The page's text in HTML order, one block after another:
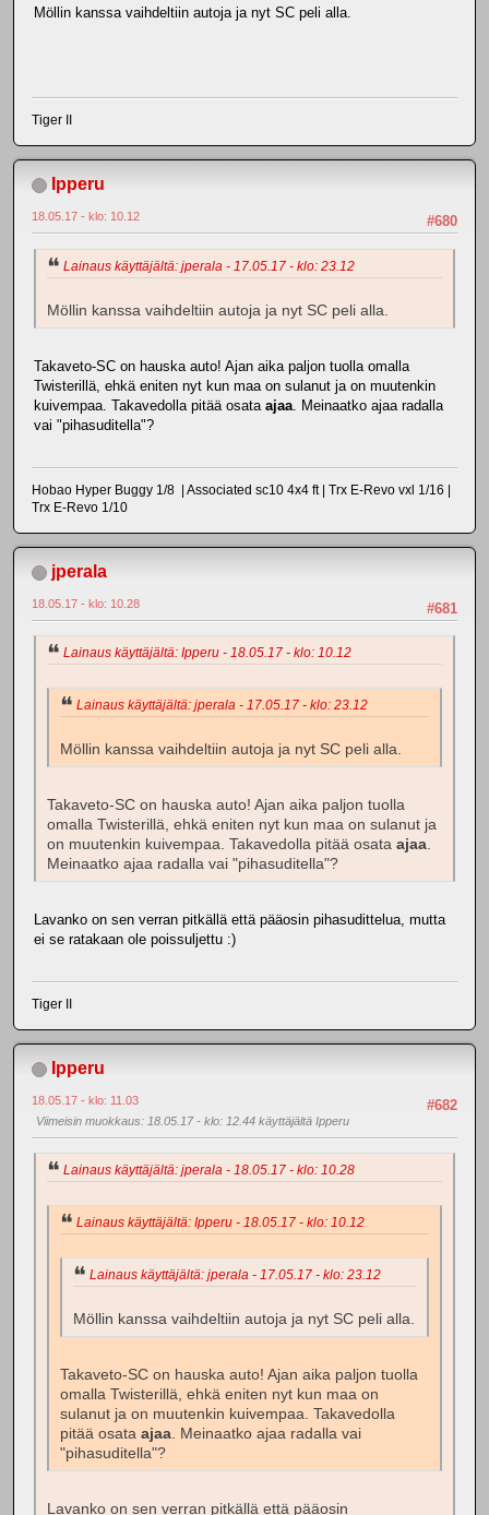
Möllin kanssa vaihdeltiin autoja ja nyt SC peli alla.
Tiger II
Ipperu
#680
18.05.17 - klo: 10.12
Lainaus käyttäjältä: jperala - 17.05.17 - klo: 23.12
Möllin kanssa vaihdeltiin autoja ja nyt SC peli alla.
Takaveto-SC on hauska auto! Ajan aika paljon tuolla omalla
Twisterillä, ehkä eniten nyt kun maa on sulanut ja on muutenkin
kuivempaa. Takavedolla pitää osata ajaa . Meinaatko ajaa radalla
vai "pihasuditella"?
Hobao Hyper Buggy 1/8 | Associated sc10 4x4 ft | Trx E-Revo vxl 1/16 |
Trx E-Revo 1/10
jperala
#681
18.05.17 - klo: 10.28
Lainaus käyttäjältä: Ipperu - 18.05.17 - klo: 10.12
Lainaus käyttäjältä: jperala - 17.05.17 - klo: 23.12
Möllin kanssa vaihdeltiin autoja ja nyt SC peli alla.
Takaveto-SC on hauska auto! Ajan aika paljon tuolla
omalla Twisterillä, ehkä eniten nyt kun maa on sulanut ja
on muutenkin kuivempaa. Takavedolla pitää osata ajaa
Meinaatko ajaa radalla vai "pihasuditella"?
Lavanko on sen verran pitkällä että pääosin pihasudittelua, mutta
ei se ratakaan ole poissuljettu :)
Tiger II
Ipperu
#682
18.05.17 - klo: 11.03
Viimeisin muokkaus: 18.05.17 - klo: 12.44 käyttäjältä Ipperu
Lainaus käyttäjältä: jperala - 18.05.17 - klo: 10.28
Lainaus käyttäjältä: Ipperu - 18.05.17 - klo: 10.12
Lainaus käyttäjältä: jperala - 17.05.17 - klo: 23.12
Möllin kanssa vaihdeltiin autoja ja nyt SC peli alla.
Takaveto-SC on hauska auto! Ajan aika paljon tuolla
omalla Twisterillä, ehkä eniten nyt kun maa on
sulanut ja on muutenkin kuivempaa. Takavedolla
pitää osata ajaa . Meinaatko ajaa radalla vai
"pihasuditella"?
Lavanko on sen verran pitkällä että pääosin